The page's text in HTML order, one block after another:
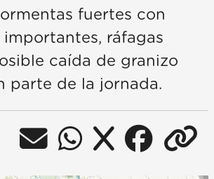
fuertes con
ráfagas
caída de granizo
parte de la jornada.